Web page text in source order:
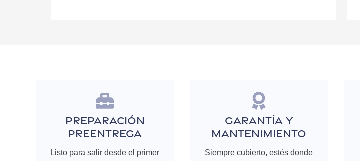
Preparación
Preentrega
Listo para salir desde el primer
GARANTÍA Y
MANTENIMIENTO
Siempre cubierto, estés donde